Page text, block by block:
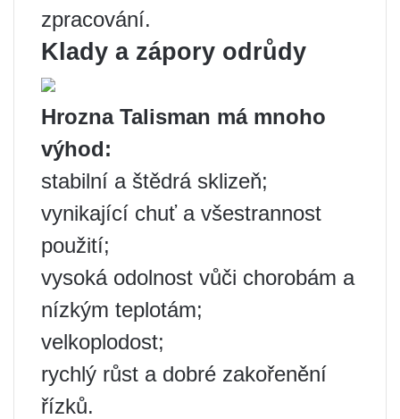
zpracování.
Klady a zápory odrůdy
Hrozna Talisman má mnoho
výhod:
stabilní a štědrá sklizeň;
vynikající chuť a všestrannost
použití;
vysoká odolnost vůči chorobám a
nízkým teplotám;
velkoplodost;
rychlý růst a dobré zakořenění
řízků.